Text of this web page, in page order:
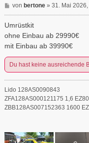
B
e
i
a
g
von bertone» 31. Mai 2026,
Umrüstkit
ohne Einbau ab 29990€
mit Einbau ab 39990€
Du hast keine ausreichende
Lido 128AS0090843
ZFA128AS000121175 1,6
ZBB128AS007152363 1600